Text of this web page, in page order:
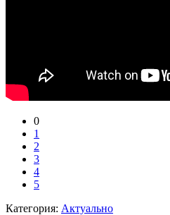
0
1
2
3
4
5
Категория: Актуально